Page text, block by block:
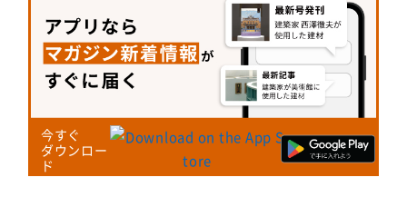
今すぐ
ダウンロー
ド